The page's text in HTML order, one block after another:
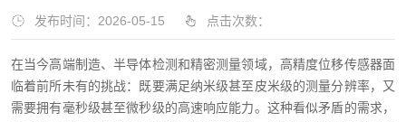
发布时间：2026-05-15 点击次数：
在当今高端制造、半导体检测和精密测量领域，高精度位移传感器面
临着前所未有的挑战：既要满足纳米级甚至皮米级的测量分辨率，又
需要拥有毫秒级甚至微秒级的高速响应能力。这种看似矛盾的需求，